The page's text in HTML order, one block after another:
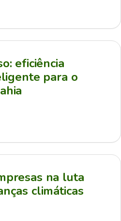
eficiência
para o
na luta
climáticas